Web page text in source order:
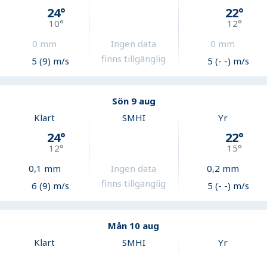
24°
10°
0 mm
5 (9) m/s
Ingen data
finns tillgänglig
22°
12°
0 mm
5 (- -) m/s
Sön 9 aug
Klart
24°
12°
0,1 mm
6 (9) m/s
SMHI
Ingen data
finns tillgänglig
Yr
22°
15°
0,2 mm
5 (- -) m/s
Mån 10 aug
Klart
SMHI Yr